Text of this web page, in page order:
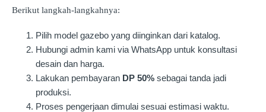
Berikut langkah-langkahnya:
Pilih model gazebo yang diinginkan dari katalog.
Hubungi admin kami via WhatsApp untuk konsultasi
desain dan harga.
Lakukan pembayaran DP 50% sebagai tanda jadi
produksi.
Proses pengerjaan dimulai sesuai estimasi waktu.